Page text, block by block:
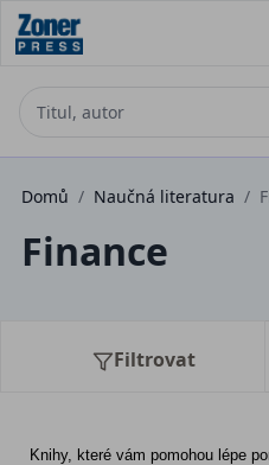
Domů / Naučná literatura /
Finance
Filtrovat
Knihy, které vám pomohou lépe